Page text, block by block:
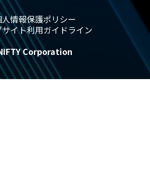
情報保護ポリシー
イト利用ガイドライン
Corporation